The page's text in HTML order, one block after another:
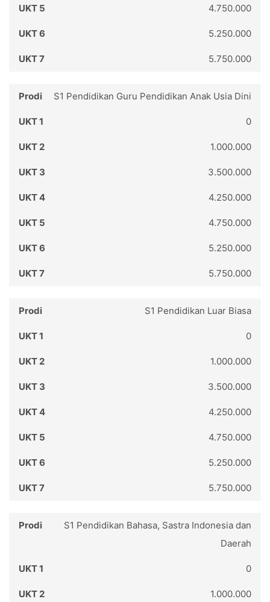
4.750.000
5.250.000
5.750.000
S1 Pendidikan Guru Pendidikan Anak Usia Dini
0
1.000.000
3.500.000
4.250.000
4.750.000
5.250.000
5.750.000
S1 Pendidikan Luar Biasa
0
1.000.000
3.500.000
4.250.000
4.750.000
5.250.000
5.750.000
S1 Pendidikan Bahasa, Sastra Indonesia dan
Daerah
0
1.000.000